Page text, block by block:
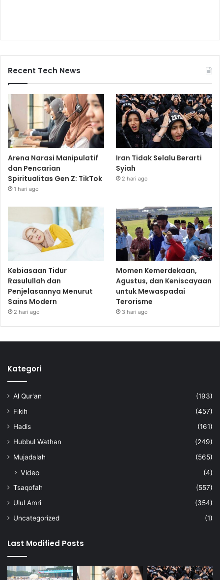
Recent Tech News
Arena Narasi Manipulatif
dan Pencarian
Spiritualitas Gen Z: TikTok
1 hari ago
Iran Tidak Selalu Berarti
Syiah
2 hari ago
Kebiasaan Tidur
Rasulullah dan
Penjelasannya Menurut
Sains Modern
2 hari ago
Momen Kemerdekaan,
Agustus, dan Keniscayaan
untuk Mewaspadai
Terorisme
3 hari ago
Kategori
Al Qur'an
(193)
Fikih
(457)
Hadis
(161)
Hubbul Wathan
(249)
Mujadalah
(565)
Video (4)
Tsaqofah
(557)
Ulul Amri
(354)
Uncategorized
(1)
Last Modified Posts